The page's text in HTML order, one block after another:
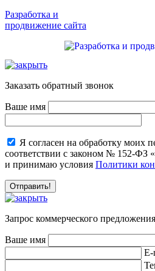
Разработка и
продвижение сайта
Заказать обратный звонок
Ваше имя
Я согласен на обработку моих
соответствии с законом № 152-ФЗ
и принимаю условия Политики
Запрос коммерческого предложения
Ваше имя
E-